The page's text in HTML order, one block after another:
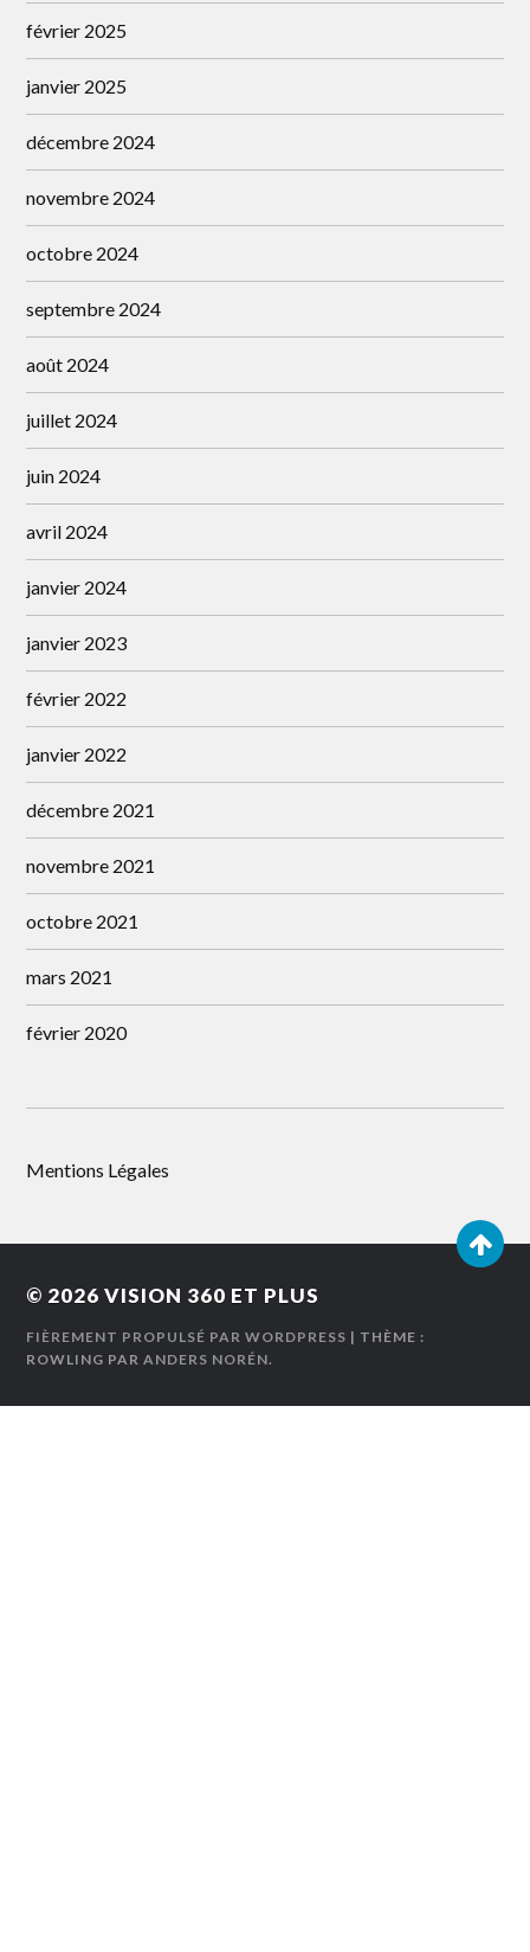
février 2025
janvier 2025
décembre 2024
novembre 2024
octobre 2024
septembre 2024
août 2024
juillet 2024
juin 2024
avril 2024
janvier 2024
janvier 2023
février 2022
janvier 2022
décembre 2021
novembre 2021
octobre 2021
mars 2021
février 2020
Mentions Légales
© 2026VISION 360 ET PLUS
FIÈREMENT PROPULSÉ PAR WORDPRESS | THÈME :
ROWLING PARANDERS NORÉN.